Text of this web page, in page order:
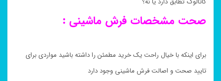
صحت مشخصات فرش ماشینی :
برای اینکه با خیال راحت یک خرید مطمئن را داشته باشید مواردی برای
تایید صحت و اصالت فرش ماشینی وجود دارد